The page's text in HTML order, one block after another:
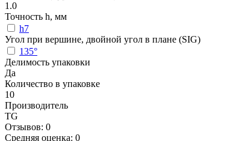
1.0
Точность h, мм
h7
Угол при вершине, двойной угол в плане (SIG)
135°
Делимость упаковки
Да
Количество в упаковке
10
Производитель
TG
Отзывов: 0
Средняя оценка: 0